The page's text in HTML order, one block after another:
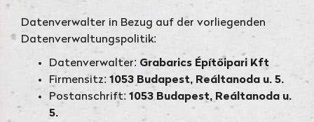
Datenverwalter in Bezug auf der vorliegenden
Datenverwaltungspolitik:
Datenverwalter: Grabarics Építőipari Kft
Firmensitz: 1053 Budapest, Reáltanoda u. 5.
Postanschrift: 1053 Budapest, Reáltanoda u.
5.